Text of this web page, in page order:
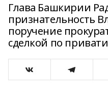
Глава Башкирии
признательность
поручение
сделкой по